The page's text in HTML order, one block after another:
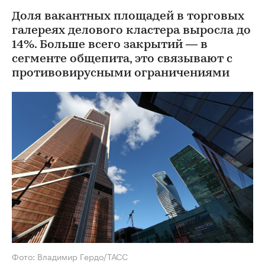
Доля вакантных площадей в торговых
галереях делового кластера выросла до
14%. Больше всего закрытий — в
сегменте общепита, это связывают с
противовирусными ограничениями
Фото: Владимир Гердо/ТАСС